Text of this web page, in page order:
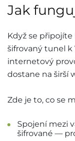
Jak
Když se připojíte
šifrovaný tunel k
internetový
dostane na širší
Zde je to, co se
Spojení mezi
šifrované —